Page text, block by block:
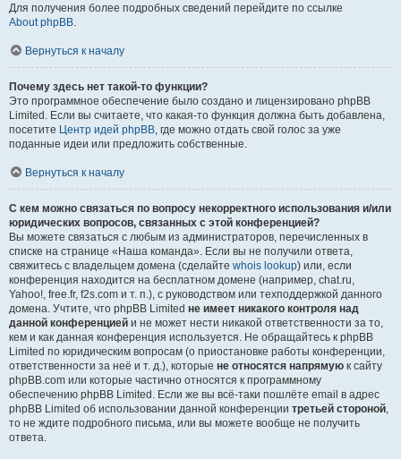
Для получения более подробных сведений перейдите по ссылке
About phpBB.
Вернуться к началу
Почему здесь нет такой-то функции?
Это программное обеспечение было создано и лицензировано phpBB
Limited. Если вы считаете, что какая-то функция должна быть добавлена,
посетите Центр идей phpBB, где можно отдать свой голос за уже
поданные идеи или предложить собственные.
Вернуться к началу
С кем можно связаться по вопросу некорректного использования и/или
юридических вопросов, связанных с этой конференцией?
Вы можете связаться с любым из администраторов, перечисленных в
списке на странице «Наша команда». Если вы не получили ответа,
свяжитесь с владельцем домена (сделайте whois lookup) или, если
конференция находится на бесплатном домене (например, chat.ru,
Yahoo!, free.fr, f2s.com и т. п.), с руководством или техподдержкой данного
домена. Учтите, что phpBB Limited не имеет никакого контроля над
данной конференцией и не может нести никакой ответственности за то,
кем и как данная конференция используется. Не обращайтесь к phpBB
Limited по юридическим вопросам (о приостановке работы конференции,
ответственности за неё и т. д.), которые не относятся напрямую к сайту
phpBB.com или которые частично относятся к программному
обеспечению phpBB Limited. Если же вы всё-таки пошлёте email в адрес
phpBB Limited об использовании данной конференции третьей стороной,
то не ждите подробного письма, или вы можете вообще не получить
ответа.